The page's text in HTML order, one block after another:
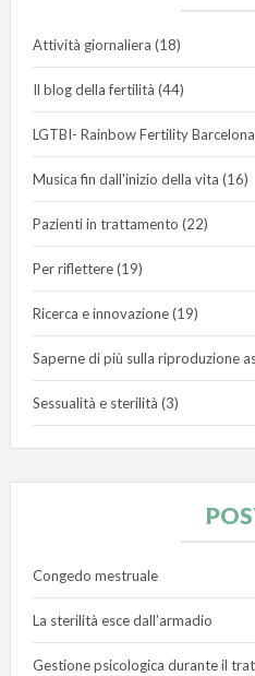
Attività giornaliera (18)
Il blog della fertilità (44)
LGTBI- Rainbow Fertility Barcelona
Musica fin dall'inizio della vita (16)
Pazienti in trattamento (22)
Per riflettere(19)
Ricerca e innovazione(19)
Saperne di più sulla riproduzione
Sessualità e sterilità (3)
Congedo mestruale
La sterilità esce dall’armadio
Gestione psicologica durante il